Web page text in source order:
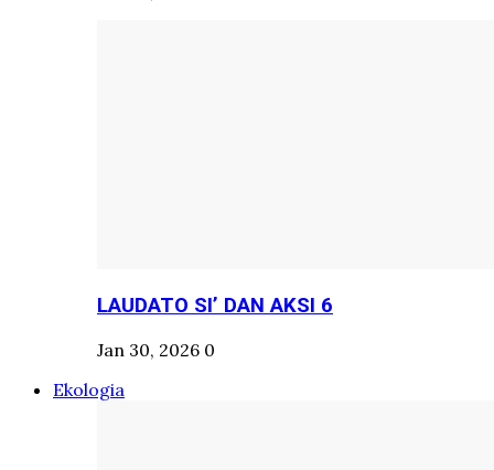
LAUDATO SI’ DAN AKSI 6
Jan 30, 2026 0
Ekologia